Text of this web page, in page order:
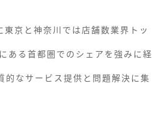
京と神奈川では店舗数業界トッ
ある首都圏でのシェアを強みに経
なサービス提供と問題解決に集